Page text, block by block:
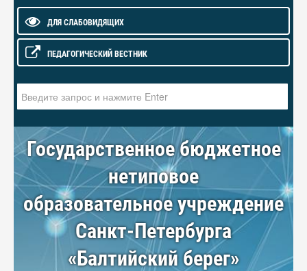
ДЛЯ СЛАБОВИДЯЩИХ
ПЕДАГОГИЧЕСКИЙ ВЕСТНИК
Государственное бюджетное
нетиповое
образовательное учреждение
Санкт-Петербурга
«Балтийский берег»